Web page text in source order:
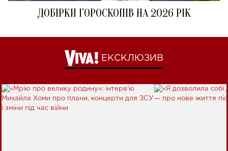
ДОБІРКИ ГОРОСКОПІВ НА 2026 РІК
ЕКСКЛЮЗИВ